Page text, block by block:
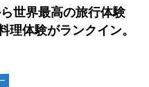
世界最高の旅行体験
体験がランクイン。